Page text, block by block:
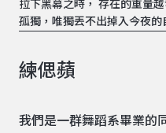
拉下黑幕之時， 存在的重量
孤獨，唯獨丟不出掉入今夜的
練偲蘋
我們是一群舞蹈系畢業的